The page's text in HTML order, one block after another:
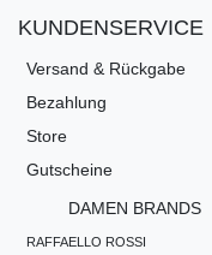
KUNDENSERVICE
Versand & Rückgabe
Bezahlung
Store
Gutscheine
DAMEN BRANDS
RAFFAELLO ROSSI